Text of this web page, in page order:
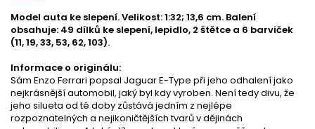
Model auta ke slepení. Velikost: 1:32; 13,6 cm. Balení
obsahuje: 49 dílků ke slepení, lepidlo, 2 štětce a 6 barviček
(11, 19, 33, 53, 62, 103).
Informace o originálu:
Sám Enzo Ferrari popsal Jaguar E-Type při jeho odhalení jako
nejkrásnější automobil, jaký byl kdy vyroben. Není tedy divu, že
jeho silueta od té doby zůstává jedním z nejlépe
rozpoznatelných a nejikoničtějších tvarů v dějinách